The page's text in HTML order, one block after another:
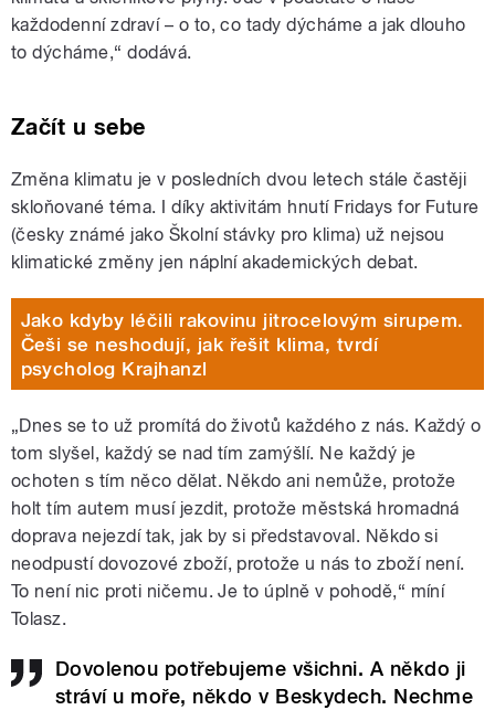
každodenní zdraví – o to, co tady dýcháme a jak dlouho
to dýcháme,“ dodává.
Začít u sebe
Změna klimatu je v posledních dvou letech stále častěji
skloňované téma. I díky aktivitám hnutí Fridays for Future
(česky známé jako Školní stávky pro klima) už nejsou
klimatické změny jen náplní akademických debat.
Jako kdyby léčili rakovinu jitrocelovým sirupem.
Češi se neshodují, jak řešit klima, tvrdí
psycholog Krajhanzl
„Dnes se to už promítá do životů každého z nás. Každý o
tom slyšel, každý se nad tím zamýšlí. Ne každý je
ochoten s tím něco dělat. Někdo ani nemůže, protože
holt tím autem musí jezdit, protože městská hromadná
doprava nejezdí tak, jak by si představoval. Někdo si
neodpustí dovozové zboží, protože u nás to zboží není.
To není nic proti ničemu. Je to úplně v pohodě,“ míní
Tolasz.
Dovolenou potřebujeme všichni. A někdo ji
stráví u moře, někdo v Beskydech. Nechme